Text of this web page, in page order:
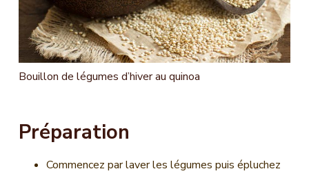
Bouillon de légumes d’hiver au quinoa
Préparation
Commencez par laver les légumes puis épluchez